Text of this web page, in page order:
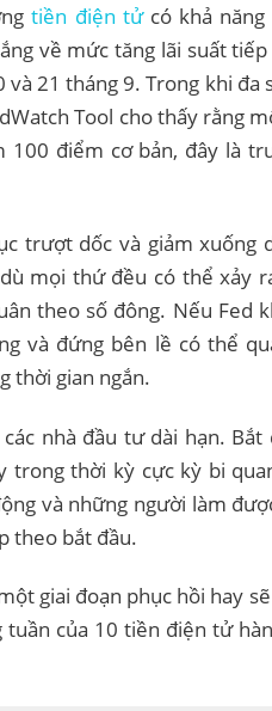
tiền điện tửcó khả năng
về mức tăng lãi suất
21 tháng 9. Trong khi đa
Tool cho thấy rằng
100 điểm cơ bản, đây là
trượt dốc và giảm xuống
mọi thứ đều có thể xảy
theo số đông. Nếu Fed
và đứng bên lề có thể
thời gian ngắn.
nhà đầu tư dài hạn. Bắt
trong thời kỳ cực kỳ bi
và những người làm
theo bắt đầu.
giai đoạn phục hồi hay
tuần của 10 tiền điện tử